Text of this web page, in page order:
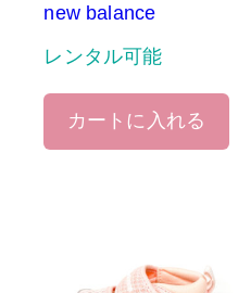
new balance
レンタル可能
カートに入れる